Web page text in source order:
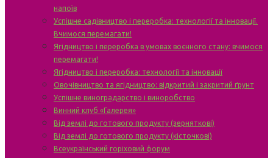
напоїв
Успішне садівництво і переробка: технології та інновації.
Вчимося перемагати!
Ягідництво і переробка в умовах воєнного стану: вчимося
перемагати!
Ягідництво і переробка: технології та інновації
Овочівництво та ягідництво: відкритий і закритий ґрунт
Успішне виноградарство і виноробство
Винний клуб «Галерея»
Від землі до готового продукту (зерняткові)
Від землі до готового продукту (кісточкові)
Всеукраїнський горіховий форум